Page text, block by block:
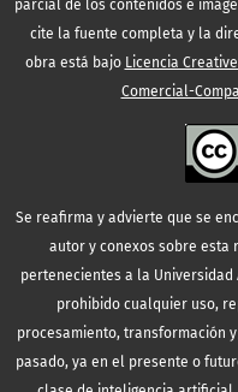
parcial de los contenidos e
cite la fuente completa y la
obra está bajo Licencia
Comercial-
Se reafirma y advierte que se
autor y conexos sobre esta
pertenecientes a la
prohibido cualquier uso,
procesamiento, transformación
pasado, ya en el presente o